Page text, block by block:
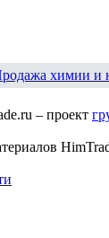
химии и
– проект